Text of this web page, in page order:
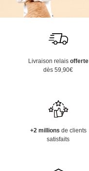
Livraison relais offerte
dès 59,90€
+2 millions de clients
satisfaits